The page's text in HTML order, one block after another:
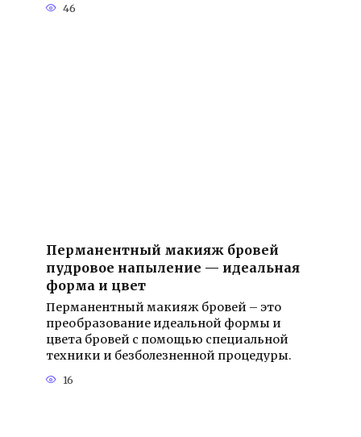
46
Перманентный макияж бровей
пудровое напыление — идеальная
форма и цвет
Перманентный макияж бровей – это
преобразование идеальной формы и
цвета бровей с помощью специальной
техники и безболезненной процедуры.
16